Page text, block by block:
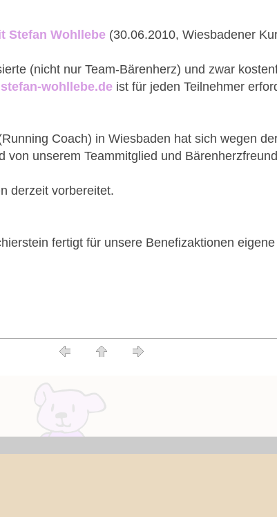
Stefan Wohllebe (30.06.2010, Wiesbadener
(nicht nur Team-Bärenherz) und zwar
wohllebe.de ist für jeden Teilnehmer
Coach) in Wiesbaden hat sich wegen
von unserem Teammitglied und
derzeit vorbereitet.
fertigt für unsere Benefizaktionen